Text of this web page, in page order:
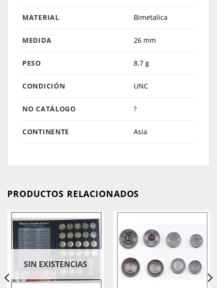
MATERIAL Bimetalica
MEDIDA 26 mm
PESO 8,7 g
CONDICIÓN UNC
NO CATÁLOGO ?
CONTINENTE Asia
PRODUCTOS RELACIONADOS
SIN EXISTENCIAS